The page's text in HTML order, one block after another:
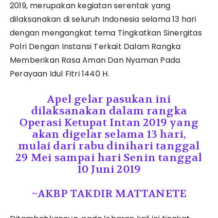
2019, merupakan kegiatan serentak yang
dilaksanakan di seluruh Indonesia selama 13 hari
dengan mengangkat tema Tingkatkan Sinergitas
Polri Dengan Instansi Terkait Dalam Rangka
Memberikan Rasa Aman Dan Nyaman Pada
Perayaan Idul Fitri 1440 H.
Apel gelar pasukan ini
dilaksanakan dalam rangka
Operasi Ketupat Intan 2019 yang
akan digelar selama 13 hari,
mulai dari rabu dinihari tanggal
29 Mei sampai hari Senin tanggal
10 Juni 2019
~AKBP TAKDIR MATTANETE